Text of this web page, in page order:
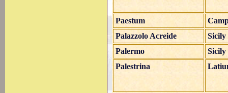
Paestum
Palazzolo Acreide
Sicily
Palermo
Sicily
Palestrina